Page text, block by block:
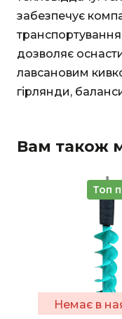
забезпечує
дозволяє
лавсановим
гірлянди,
Вам також
Топ
Немає в